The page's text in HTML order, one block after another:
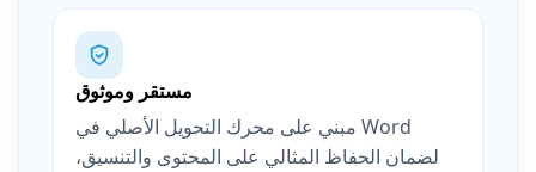
مستقر وموثوق
مبني على محرك التحويل الأصلي في Word
لضمان الحفاظ المثالي على المحتوى والتنسيق،